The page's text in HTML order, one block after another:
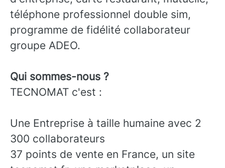
téléphone professionnel double sim,
programme de fidélité collaborateur
groupe ADEO.
Qui sommes-nous ?
TECNOMAT c'est :
Une Entreprise à taille humaine avec 2
300 collaborateurs
37 points de vente en France, un site